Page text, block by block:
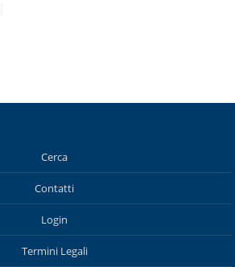
Cerca
Contatti
Login
Termini Legali